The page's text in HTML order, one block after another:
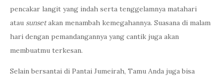
pencakar langit yang indah serta tenggelamnya matahari
atau sunsetakan menambah kemegahannya. Suasana di malam
hari dengan pemandangannya yang cantik juga akan
membuatmu terkesan.
Selain bersantai di Pantai Jumeirah, Tamu Anda juga bisa